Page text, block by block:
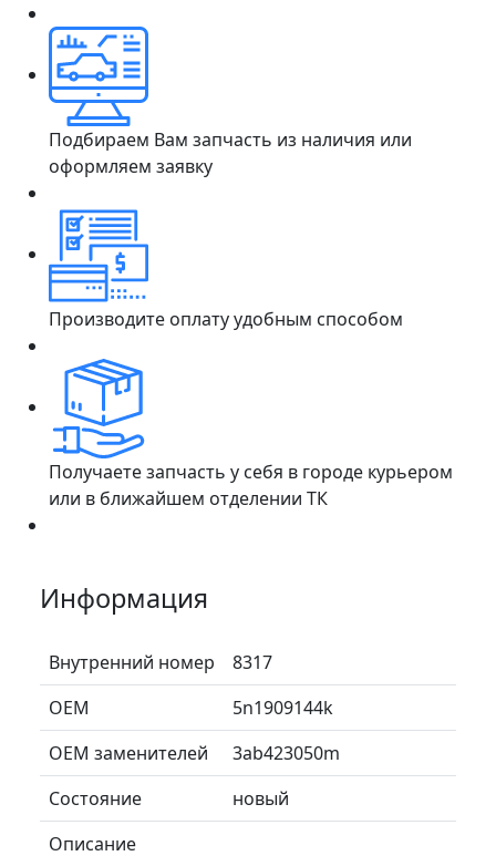
Подбираем Вам запчасть из наличия или
оформляем заявку
Производите оплату удобным способом
Получаете запчасть у себя в городе курьером
или в ближайшем отделении ТК
Информация
Внутренний номер
8317
ОЕМ
5n1909144k
ОЕМ заменителей
3ab423050m
Состояние
новый
Описание